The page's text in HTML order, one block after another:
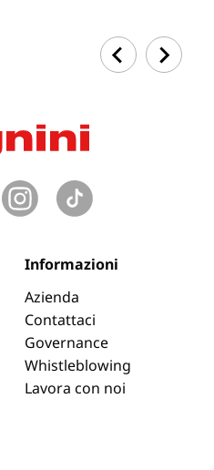
Informazioni
Azienda
Contattaci
Governance
Whistleblowing
Lavora con noi